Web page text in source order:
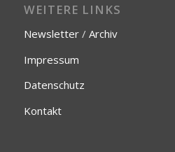
WEITERE LINKS
Newsletter/ Archiv
Impressum
Datenschutz
Kontakt